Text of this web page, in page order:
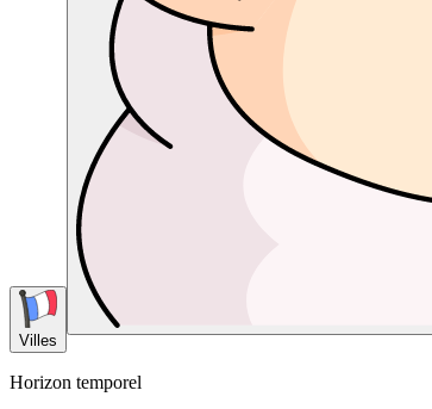
Villes
Horizon temporel